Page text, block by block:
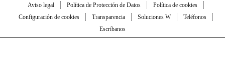
Aviso legal Política de Protección de Datos
Política de cookies
Configuración de cookies
Transparencia Soluciones W
Teléfonos
Escríbanos